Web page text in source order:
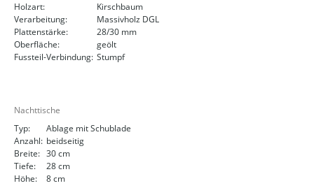
Holzart:
Kirschbaum
Verarbeitung:
Massivholz DGL
Plattenstärke:
28/30 mm
Oberfläche:
geölt
Fussteil-Verbindung: Stumpf
Nachttische
Typ:
Ablage mit Schublade
Anzahl: beidseitig
Breite: 30 cm
Tiefe:
28 cm
Höhe:
8 cm